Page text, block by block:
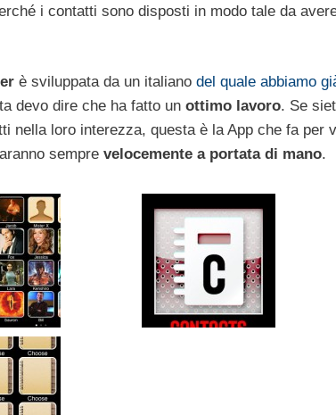
i contatti sono disposti in modo tale da
è sviluppata da un italiano del quale abbiamo
devo dire che ha fatto un ottimo lavoro. Se
nella loro interezza, questa è la App che fa per
sempre velocemente a portata di mano.